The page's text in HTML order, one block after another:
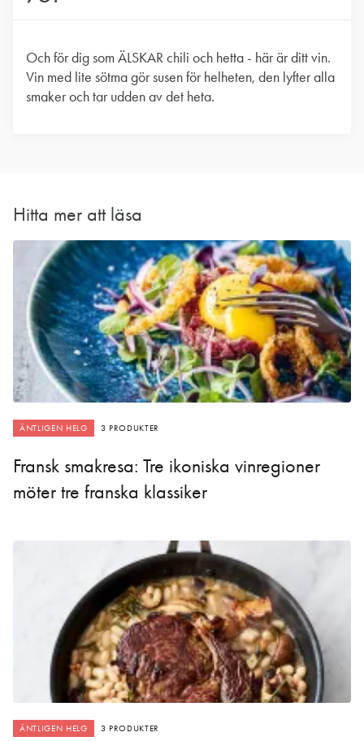
Och för dig som ÄLSKAR chili och hetta - här är ditt vin.
Vin med lite sötma gör susen för helheten, den lyfter alla
smaker och tar udden av det heta.
Hitta mer att läsa
ÄNTLIGEN HELG 3 PRODUKTER
Fransk smakresa: Tre ikoniska vinregioner
möter tre franska klassiker
ÄNTLIGEN HELG 3 PRODUKTER